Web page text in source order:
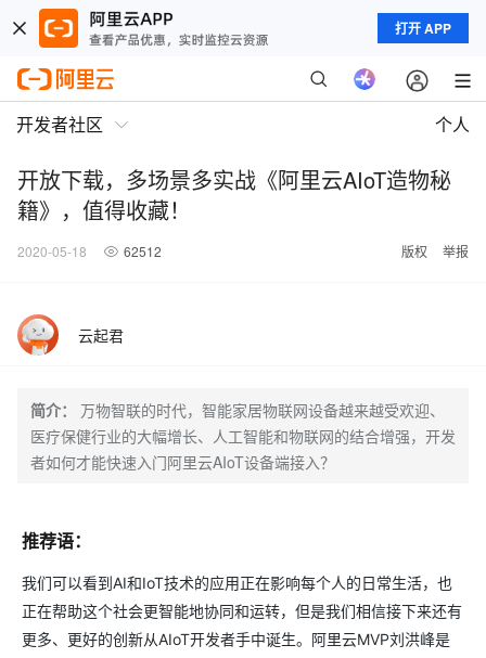
打开 APP
开发者社区 个人
开放下载，多场景多实战《阿里云AIoT造物秘
籍》，值得收藏！
2020-05-18 62512 版权 举报
云起君
简介：
万物智联的时代，智能家居物联网设备越来越受欢迎、
医疗保健行业的大幅增长、人工智能和物联网的结合增强，开发
者如何才能快速入门阿里云AIoT设备端接入？
推荐语：
我们可以看到AI和IoT技术的应用正在影响每个人的日常生活，也
正在帮助这个社会更智能地协同和运转，但是我们相信接下来还有
更多、更好的创新从AIoT开发者手中诞生。阿里云MVP刘洪峰是